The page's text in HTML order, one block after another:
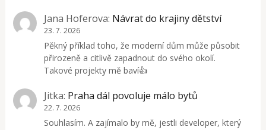
Jana Hoferova: Návrat do krajiny dětství
23. 7. 2026
Pěkný příklad toho, že moderní dům může působit
přirozeně a citlivě zapadnout do svého okolí.
Takové projekty mě baví👍
Jitka: Praha dál povoluje málo bytů
22. 7. 2026
Souhlasím. A zajímalo by mě, jestli developer, který